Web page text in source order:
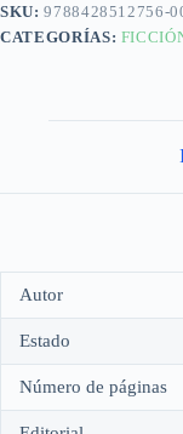
SKU:9788428512756-
CATEGORÍAS:
Autor
Estado
Número de páginas